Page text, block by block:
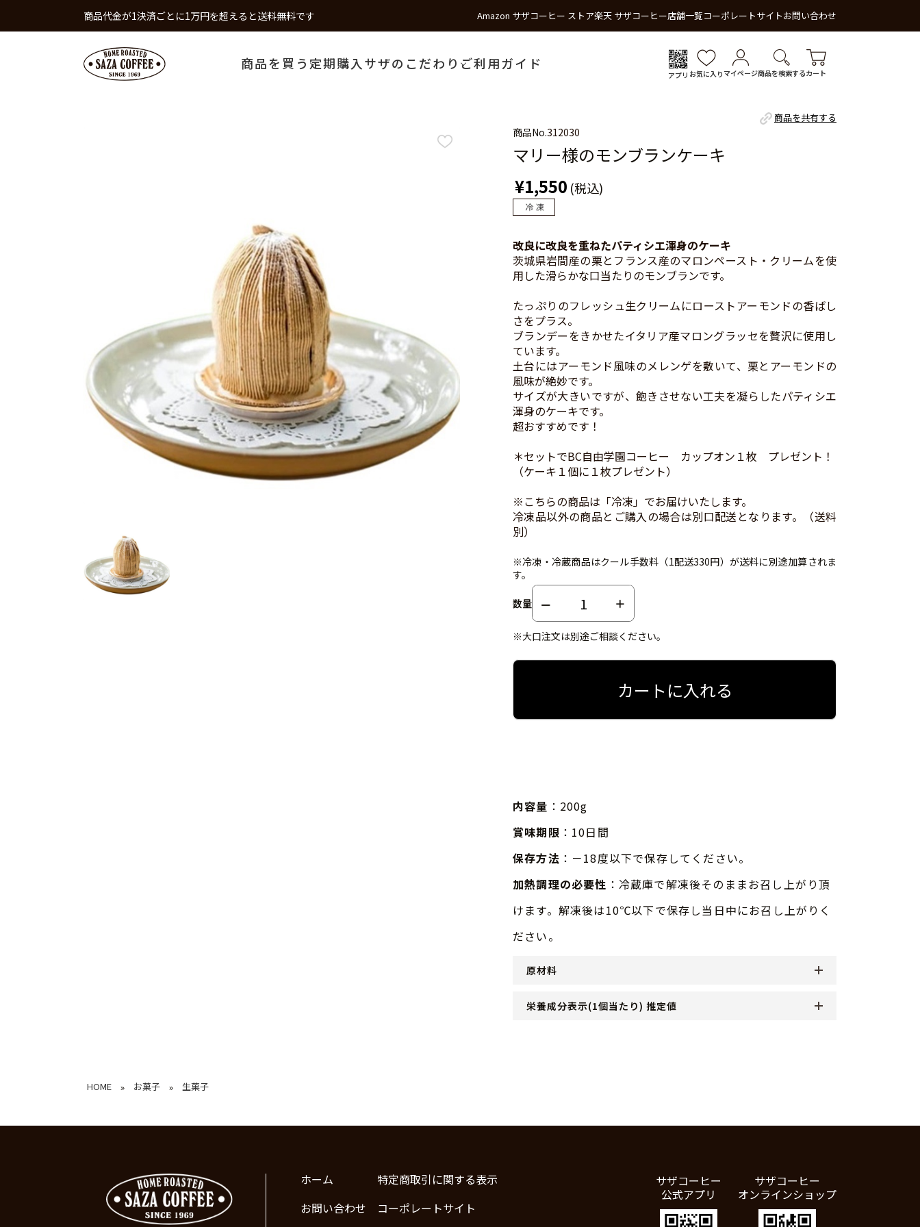
商品代金が1決済ごとに1万円を超えると送料無料です Amazon サザコーヒー ストア楽天 サザコーヒー店舗一覧コーポレートサイトお問い合わせ
商品を買う 定期購入 サザのこだわり ご利用ガイド
アプリ お気に入り マイページ商品を検索するカート
商品を共有する
商品No.312030
マリー様のモンブランケーキ
¥1,550 (税込)
改良に改良を重ねたパティシエ渾身のケーキ
茨城県岩間産の栗とフランス産のマロンペースト・クリームを使
用した滑らかな口当たりのモンブランです。
たっぷりのフレッシュ生クリームにローストアーモンドの香ばし
さをプラス。
ブランデーをきかせたイタリア産マロングラッセを贅沢に使用し
ています。
土台にはアーモンド風味のメレンゲを敷いて、栗とアーモンドの
風味が絶妙です。
サイズが大きいですが、飽きさせない工夫を凝らしたパティシエ
渾身のケーキです。
超おすすめです！
＊セットでBC自由学園コーヒー カップオン１枚 プレゼント！
（ケーキ１個に１枚プレゼント）
※こちらの商品は「冷凍」でお届けいたします。
冷凍品以外の商品とご購入の場合は別口配送となります。（送料
別）
※冷凍・冷蔵商品はクール手数料（1配送330円）が送料に別途加算されま
す。
数量
※大口注文は別途ご相談ください。
カートに入れる
内容量 ：200g
賞味期限 ：10日間
保存方法 ：－18度以下で保存してください。
加熱調理の必要性 ：冷蔵庫で解凍後そのままお召し上がり頂
けます。解凍後は10℃以下で保存し当日中にお召し上がりく
ださい。
原材料
栄養成分表示(1個当たり) 推定値
HOME » お菓子 » 生菓子
ホーム
お問い合わせ
特定商取引に関する表示
コーポレートサイト
サザコーヒー
公式アプリ
サザコーヒー
オンラインショップ